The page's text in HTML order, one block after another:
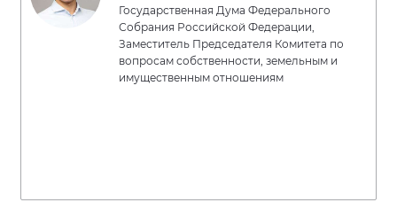
Государственная Дума Федерального
Собрания Российской Федерации,
Заместитель Председателя Комитета по
вопросам собственности, земельным и
имущественным отношениям